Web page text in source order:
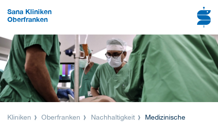
Sana Kliniken
Oberfranken
Kliniken Oberfranken Nachhaltigkeit
Medizinische